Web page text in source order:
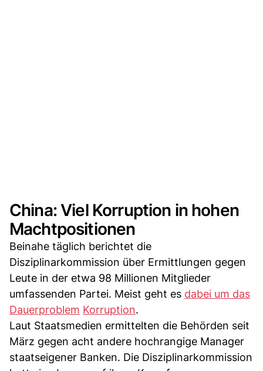
China: Viel Korruption in hohen
Machtpositionen
Beinahe täglich berichtet die
Disziplinarkommission über Ermittlungen gegen
Leute in der etwa 98 Millionen Mitglieder
umfassenden Partei. Meist geht es dabei um das
Dauerproblem Korruption.
Laut Staatsmedien ermittelten die Behörden seit
März gegen acht andere hochrangige Manager
staatseigener Banken. Die Disziplinarkommission